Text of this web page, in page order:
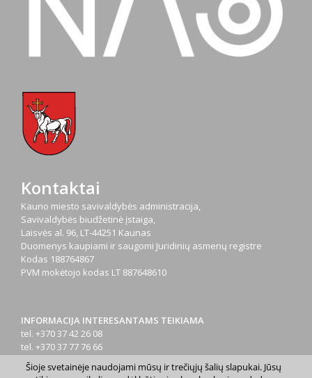
Kontaktai
Kauno miesto savivaldybės administracija,
Savivaldybės biudžetinė įstaiga,
Laisvės al. 96, LT-44251 Kaunas
Duomenys kaupiami ir saugomi Juridinių asmenų registre
Kodas 188764867
PVM mokėtojo kodas LT 887648610
INFORMACIJA INTERESANTAMS TEIKIAMA
tel. +370 37 42 26 08
tel. +370 37 77 76 66
tel. +370 660 07000
el. p.info@kaunas.lt
Šioje svetainėje naudojami mūsų ir trečiųjų šalių slapukai. Jūsų